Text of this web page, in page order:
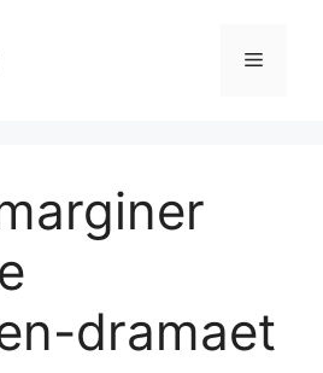
Meny
dramaet